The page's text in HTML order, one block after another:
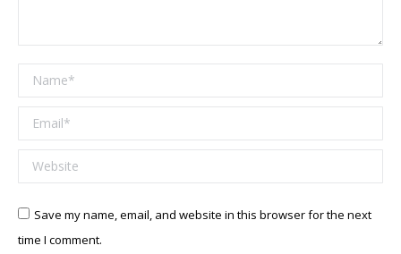
Name *
Email *
Website
Save my name, email, and website in this browser for the next
time I comment.